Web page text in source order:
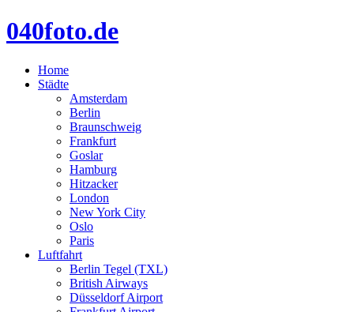
040foto.de
Home
Städte
Amsterdam
Berlin
Braunschweig
Frankfurt
Goslar
Hamburg
Hitzacker
London
New York City
Oslo
Paris
Luftfahrt
Berlin Tegel (TXL)
British Airways
Düsseldorf Airport